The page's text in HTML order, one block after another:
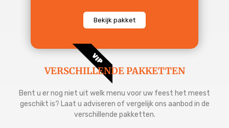
Bekijk pakket
VIP
VERSCHILLENDE PAKKETTEN
Bent u er nog niet uit welk menu voor uw feest het meest
geschikt is? Laat u adviseren of vergelijk ons aanbod in de
verschillende pakketten.